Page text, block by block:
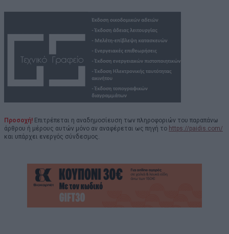
Προσοχή! Επιτρέπεται η αναδημοσίευση των πληροφοριών του παραπάνω
άρθρου ή μέρους αυτών μόνο αν αναφέρεται ως πηγή το https://paidis.com/
και υπάρχει ενεργός σύνδεσμος.